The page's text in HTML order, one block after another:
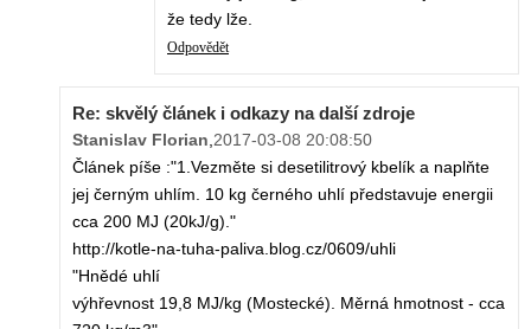
že tedy lže.
Odpovědět
Re: skvělý článek i odkazy na další zdroje
Stanislav Florian 2017-03-08 20:08:50
Článek píše :"1.Vezměte si desetilitrový kbelík a naplňte
jej černým uhlím. 10 kg černého uhlí představuje energii
cca 200 MJ (20kJ/g)."
http://kotle-na-tuha-paliva.blog.cz/0609/uhli
"Hnědé uhlí
výhřevnost 19,8 MJ/kg (Mostecké). Měrná hmotnost - cca